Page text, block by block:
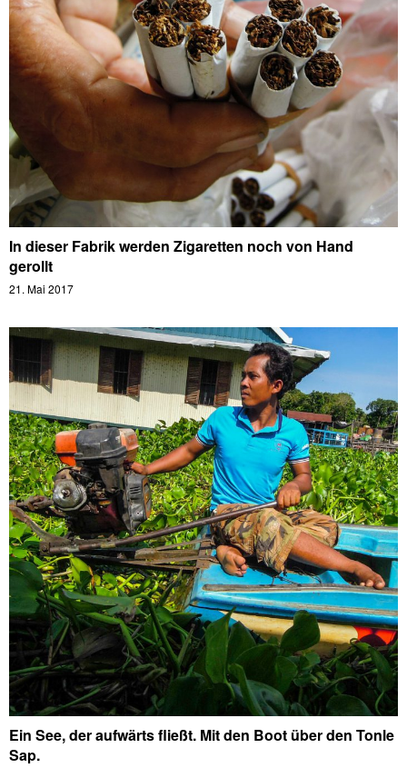
In dieser Fabrik werden Zigaretten noch von Hand
gerollt
21. Mai 2017
Ein See, der aufwärts fließt. Mit den Boot über den Tonle
Sap.